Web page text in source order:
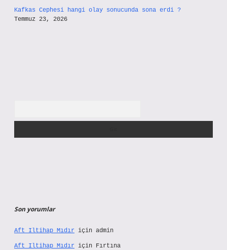
Kafkas Cephesi hangi olay sonucunda sona erdi ?
Temmuz 23, 2026
Son yorumlar
Aft Iltihap Mıdır için admin
Aft Iltihap Mıdır için Fırtına